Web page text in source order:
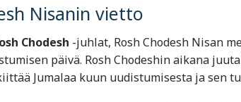
Nisanin vietto
Chodesh -juhlat, Rosh Chodesh Nisan
päivä. Rosh Chodeshin aikana
Jumalaa kuun uudistumisesta ja sen